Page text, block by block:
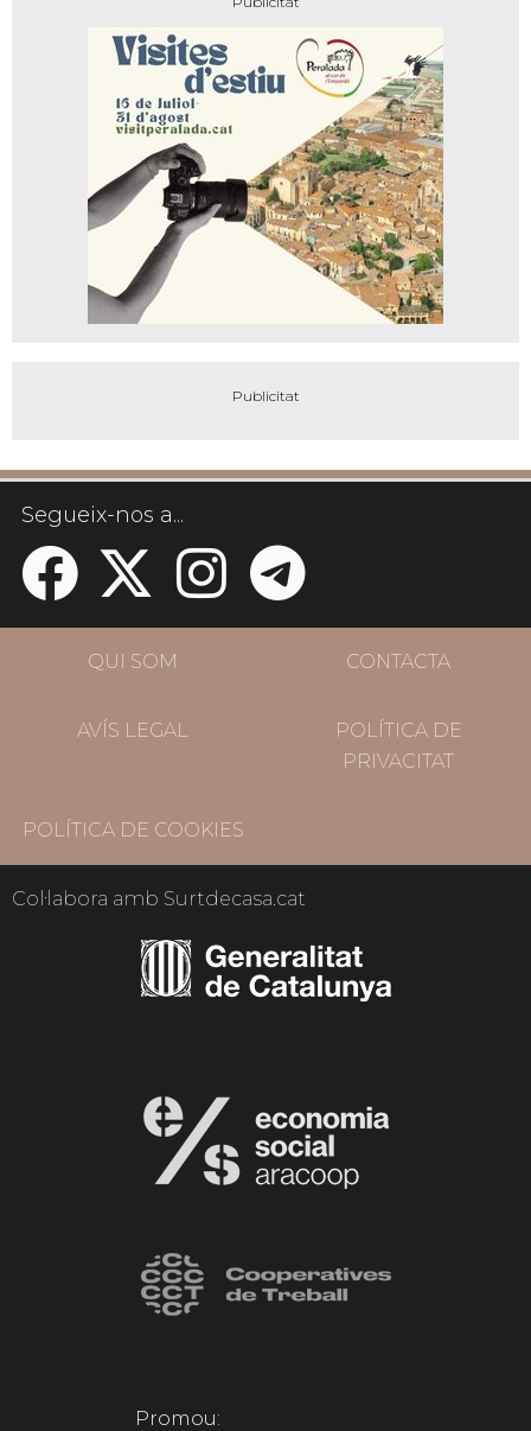
Segueix-nos a...
QUI SOM CONTACTA
AVÍS LEGAL
POLÍTICA DE
PRIVACITAT
POLÍTICA DE COOKIES
Col·labora amb Surtdecasa.cat
Promou: